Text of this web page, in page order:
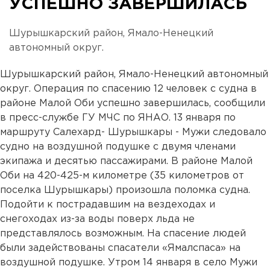
УСПЕШНО ЗАВЕРШИЛАСЬ
Шурышкарский район, Ямало-Ненецкий
автономный округ.
Шурышкарский район, Ямало-Ненецкий автономный
округ. Операция по спасению 12 человек с судна в
районе Малой Оби успешно завершилась, сообщили
в пресс-службе ГУ МЧС по ЯНАО. 13 января по
маршруту Салехард- Шурышкары - Мужи следовало
судно на воздушной подушке с двумя членами
экипажа и десятью пассажирами. В районе Малой
Оби на 420-425-м километре (35 километров от
поселка Шурышкары) произошла поломка судна.
Подойти к пострадавшим на вездеходах и
снегоходах из-за воды поверх льда не
представлялось возможным. На спасение людей
были задействованы спасатели «Ямалспаса» на
воздушной подушке. Утром 14 января в село Мужи